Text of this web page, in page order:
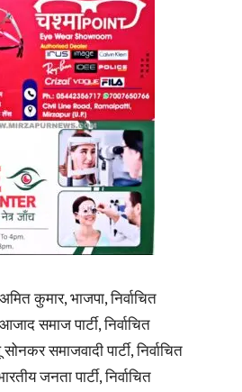
कुमार, भाजपा, निर्वाचित
समाज पार्टी, निर्वाचित
समाजवादी पार्टी, निर्वाचित
जनता पार्टी, निर्वाचित